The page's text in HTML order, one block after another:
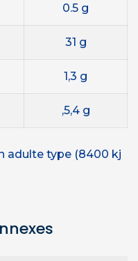
0.5 g
31 g
1,3 g
,5,4 g
adulte type (8400 kj